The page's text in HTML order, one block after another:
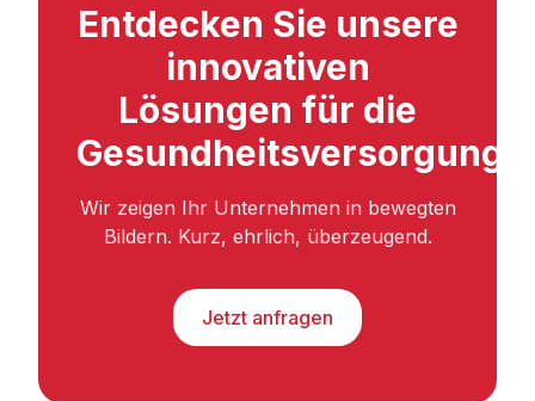
Entdecken Sie unsere
innovativen
Lösungen für die
Gesundheitsversorgung.
Wir zeigen Ihr Unternehmen in bewegten
Bildern. Kurz, ehrlich, überzeugend.
Jetzt anfragen